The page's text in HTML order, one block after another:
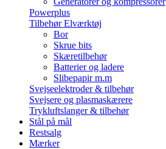
Powerplus
Tilbehør Elværktøj
Bor
Skrue bits
Skæretilbehør
Batterier og ladere
Slibepapir m.m
Svejseelektroder & tilbehør
Svejsere og plasmaskærere
Trykluftslanger & tilbehør
Stål på mål
Restsalg
Mærker